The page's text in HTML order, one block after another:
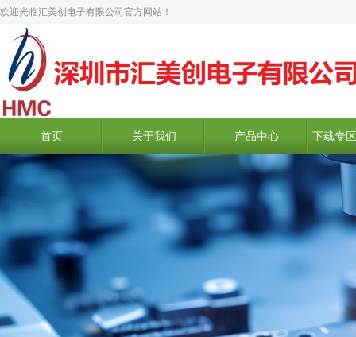
欢迎光临汇美创电子有限公司官方网站！
首页 关于我们 产品中心 下载专